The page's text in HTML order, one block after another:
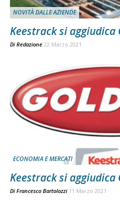
NOVITÀ DALLE AZIENDE
Keestrack si aggiudica
Di Redazione 22 Marzo 2021
ECONOMIA E MERCATI
Keestrack si aggiudica
Di Francesco Bartolozzi 11 Marzo 2021